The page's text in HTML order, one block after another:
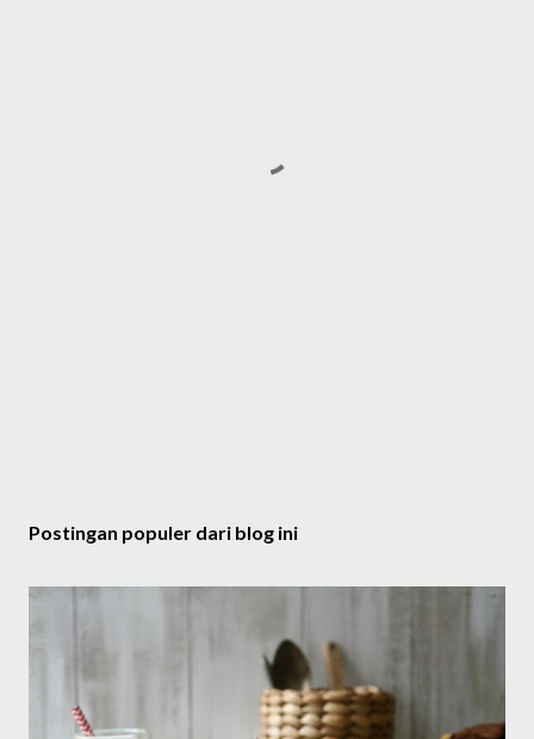
Postingan populer dari blog ini